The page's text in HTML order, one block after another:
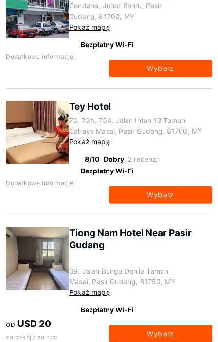
Cendana, Johor Bahru, Pasir
Gudang, 81700, MY
Pokaż mapę
Bezpłatny Wi-Fi
Dodatkowe informacje:
Wybierz
Tey Hotel
73, 73A, 75A, Jalan Intan 13 Taman
Cahaya Masai, Pasir Gudang, 81700, MY
Pokaż mapę
8/10 Dobry 2 recenzji
Bezpłatny Wi-Fi
Dodatkowe informacje:
Wybierz
Tiong Nam Hotel Near Pasir
Gudang
39, Jalan Bunga Dahlia Taman
Masai, Pasir Gudang, 81750, MY
Pokaż mapę
Bezpłatny Wi-Fi
OD USD 20
za pokój / za noc Wybierz